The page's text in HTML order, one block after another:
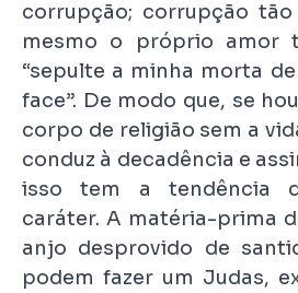
corrupção; corrupção
mesmo o próprio amor
“sepulte a minha morta
face”. De modo que, se
corpo de religião sem a
conduz à decadência e
isso tem a tendência
caráter. A matéria-prima
anjo desprovido de
podem fazer um Judas,